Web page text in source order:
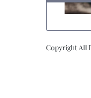
Copyright All